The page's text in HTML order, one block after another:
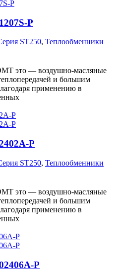
P
ST250, Теплообменники
это — воздушно-масляные
и большим
применению в
P
ST250, Теплообменники
это — воздушно-масляные
и большим
применению в
P